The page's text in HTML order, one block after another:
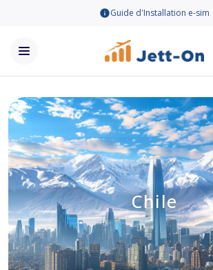
Guide d'Installation e-sim
Chile